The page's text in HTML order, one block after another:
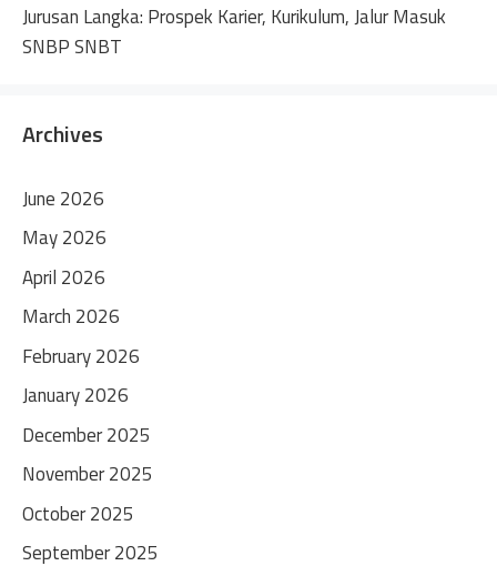
Jurusan Langka: Prospek Karier, Kurikulum, Jalur Masuk
SNBP SNBT
Archives
June 2026
May 2026
April 2026
March 2026
February 2026
January 2026
December 2025
November 2025
October 2025
September 2025